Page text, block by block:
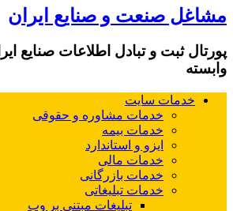
مشاغل صنعت و صنایع ایران
پورتال ثبت و تبادل اطلاعات صنایع
وابسته
خدمات سایت
خدمات مشاوره و حقوقی
خدمات بیمه
ایزو و استاندارد
خدمات مالی
خدمات بازرگانی
خدمات تبلیغاتی
تبلیغات مبتنی بر وب